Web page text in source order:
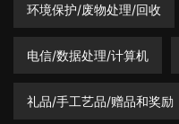
环境保护/废物处理/回收
电信/数据处理/计算机
礼品/手工艺品/赠品和奖励